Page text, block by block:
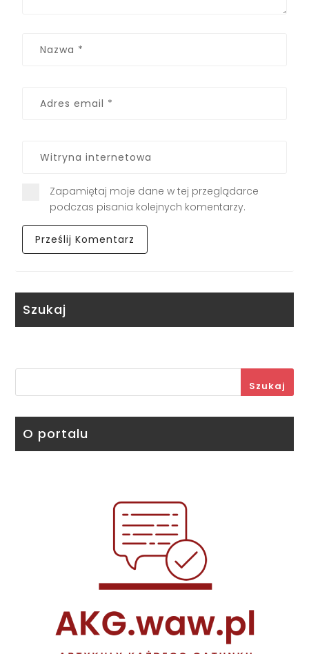
Zapamiętaj moje dane w tej przeglądarce
podczas pisania kolejnych komentarzy.
Szukaj
Szukaj
O portalu